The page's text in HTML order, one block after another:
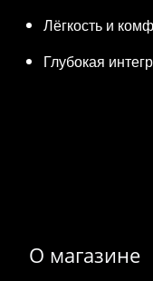
Лёгкость и
Глубокая
О магазине